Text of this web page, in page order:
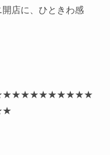
店に、ひときわ感